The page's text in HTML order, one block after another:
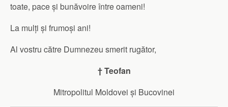
toate, pace și bunăvoire între oameni!
La mulți și frumoși ani!
Al vostru către Dumnezeu smerit rugător,
† Teofan
Mitropolitul Moldovei și Bucovinei